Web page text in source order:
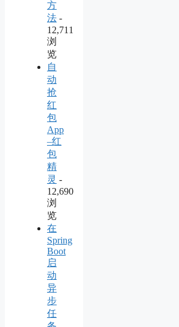
方
法 -
12,711
浏
览
自
动
抢
红
包
App
–红
包
精
灵 -
12,690
浏
览
在
Spring
Boot
启
动
异
步
任